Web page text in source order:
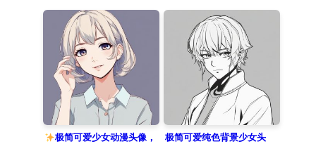
blue bob hair and deep, calm eyes.
Clean solid lavender purple
background. High contrast lighting,
creating a modern, cool, and
textured aesthetic manga portrait.
极简可爱少女动漫头像，
极简可爱纯色背景少女头